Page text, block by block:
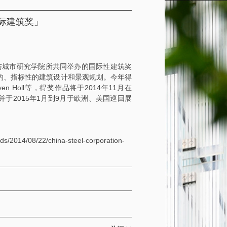
建筑奖」
市研究学院所共同举办的国际性建筑奖
指标性的建筑设计和景观规划。今年得
Holl等，得奖作品将于2014年11月在
于2015年1月到9月于欧洲、美国巡回展
2014/08/22/china-steel-corporation-